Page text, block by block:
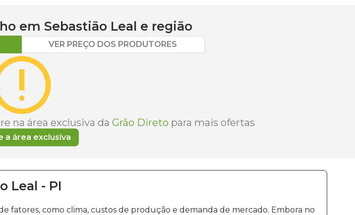
em Sebastião Leal e região
VER PREÇO DOS PRODUTORES
na área exclusiva da Grão Direto para mais ofertas
a área exclusiva
Leal - PI
fatores, como clima, custos de produção e demanda de mercado. Embora no